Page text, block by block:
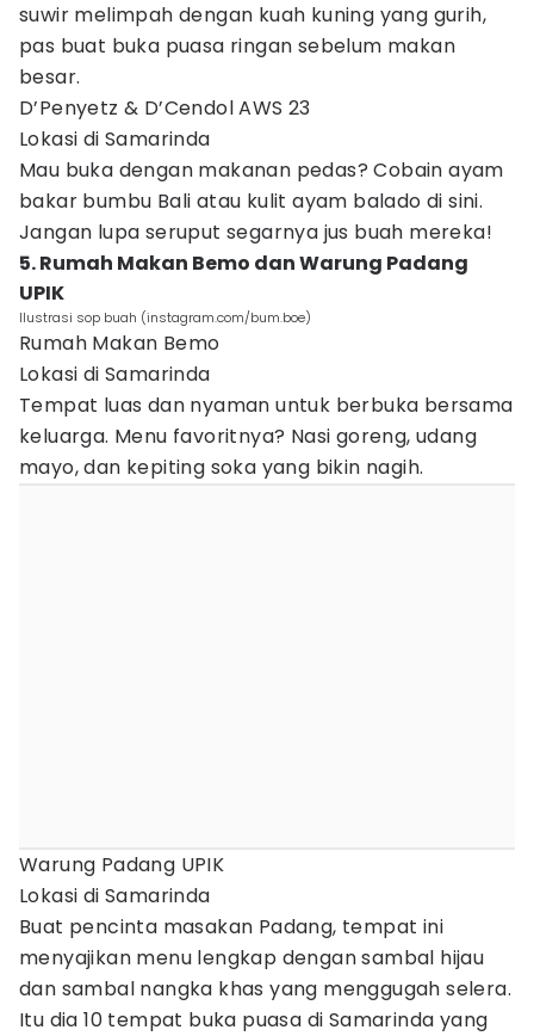
suwir melimpah dengan kuah kuning yang gurih,
pas buat buka puasa ringan sebelum makan
besar.
D’Penyetz & D’Cendol AWS 23
Lokasi di Samarinda
Mau buka dengan makanan pedas? Cobain ayam
bakar bumbu Bali atau kulit ayam balado di sini.
Jangan lupa seruput segarnya jus buah mereka!
5. Rumah Makan Bemo dan Warung Padang
UPIK
Ilustrasi sop buah (instagram.com/bum.boe)
Rumah Makan Bemo
Lokasi di Samarinda
Tempat luas dan nyaman untuk berbuka bersama
keluarga. Menu favoritnya? Nasi goreng, udang
mayo, dan kepiting soka yang bikin nagih.
Warung Padang UPIK
Lokasi di Samarinda
Buat pencinta masakan Padang, tempat ini
menyajikan menu lengkap dengan sambal hijau
dan sambal nangka khas yang menggugah selera.
Itu dia 10 tempat buka puasa di Samarinda yang